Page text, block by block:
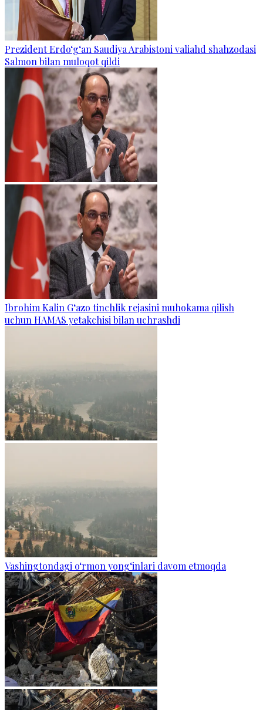
Prezident Erdo‘g‘an Saudiya Arabistoni valiahd shahzodasi
Salmon bilan muloqot qildi
Ibrohim Kalin G‘azo tinchlik rejasini muhokama qilish
uchun HAMAS yetakchisi bilan uchrashdi
Vashingtondagi o‘rmon yong‘inlari davom etmoqda